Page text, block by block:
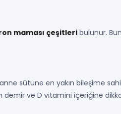
maması çeşitleri bulunur.
sütüne en yakın bileşime
demir ve D vitamini içeriğine